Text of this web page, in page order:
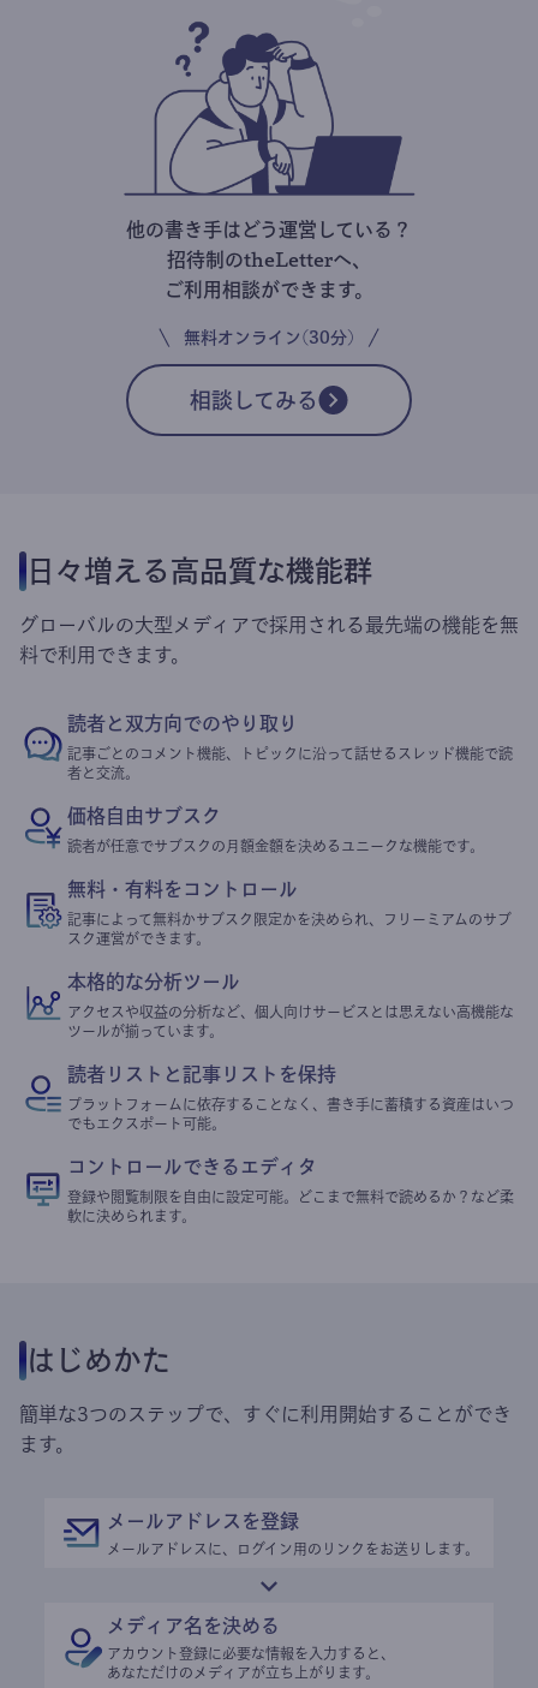
他の書き手はどう運営している？
招待制のtheLetterへ、
ご利用相談ができます。
無料オンライン(30分)
相談してみる
日々増える高品質な機能群
グローバルの大型メディアで採用される最先端の機能を無
料で利用できます。
読者と双方向でのやり取り
記事ごとのコメント機能、トピックに沿って話せるスレッド機能で読
者と交流。
価格自由サブスク
読者が任意でサブスクの月額金額を決めるユニークな機能です。
無料・有料をコントロール
記事によって無料かサブスク限定かを決められ、フリーミアムのサブ
スク運営ができます。
本格的な分析ツール
アクセスや収益の分析など、個人向けサービスとは思えない高機能な
ツールが揃っています。
読者リストと記事リストを保持
プラットフォームに依存することなく、書き手に蓄積する資産はいつ
でもエクスポート可能。
コントロールできるエディタ
登録や閲覧制限を自由に設定可能。どこまで無料で読めるか？など柔
軟に決められます。
はじめかた
簡単な3つのステップで、すぐに利用開始することができ
ます。
メールアドレスを登録
メールアドレスに、ログイン用のリンクをお送りします。
メディア名を決める
アカウント登録に必要な情報を入力すると、
あなただけのメディアが立ち上がります。